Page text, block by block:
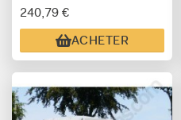
240,79 €
ACHETER